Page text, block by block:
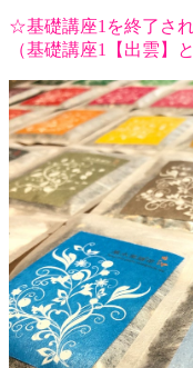
☆基礎講座1を終了さ
（基礎講座1【出雲】